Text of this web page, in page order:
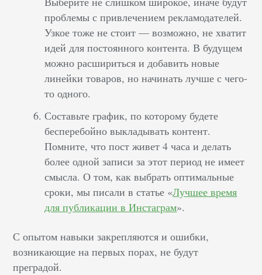
проблемы с привлечением рекламодателей.
Узкое тоже не стоит — возможно, не хватит
идей для постоянного контента. В будущем
можно расшириться и добавить новые
линейки товаров, но начинать лучше с чего-
то одного.
Составьте график, по которому будете
бесперебойно выкладывать контент.
Помните, что пост живет 4 часа и делать
более одной записи за этот период не имеет
смысла. О том, как выбрать оптимальные
сроки, мы писали в статье «Лучшее время
для публикации в Инстаграм».
С опытом навыки закрепляются и ошибки,
возникающие на первых порах, не будут
преградой.